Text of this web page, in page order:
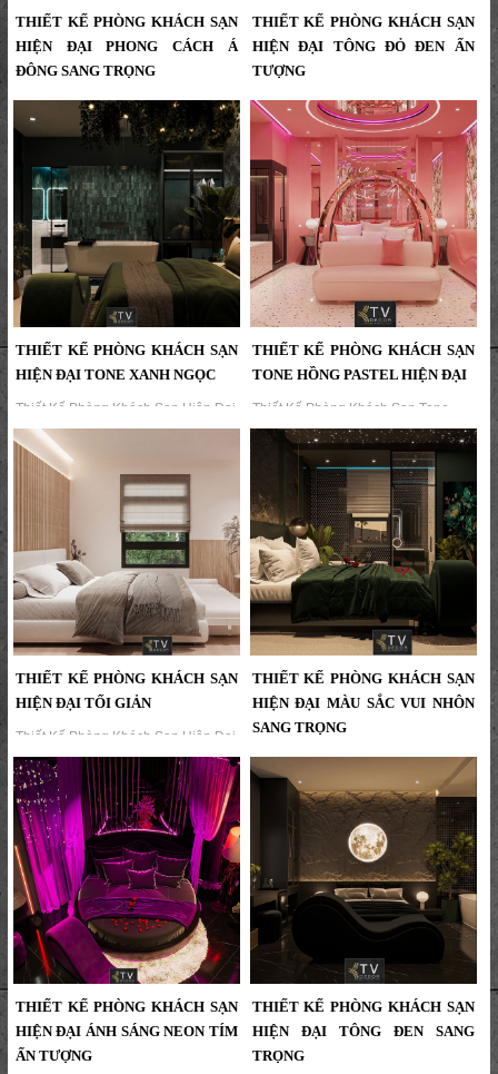
THIẾT KẾ PHÒNG KHÁCH SẠN
HIỆN ĐẠI PHONG CÁCH Á
ĐÔNG SANG TRỌNG
Thiết Kế Phòng Khách Sạn Hiện Đại
Phong Cách Á Đông Sang Trọng |
Dự Án KTV Group...
THIẾT KẾ PHÒNG KHÁCH SẠN
HIỆN ĐẠI TÔNG ĐỎ ĐEN ẤN
TƯỢNG
Thiết Kế Phòng Khách Sạn Hiện Đại
Tông Đỏ – Đen Ấn Tượng | Dự Án
KTV Group,Thiết kế phòng khách
sạn hiện đại sử dụng tông đỏ – đen
đầy mạnh mẽ và sang trọng. Không
gian được thiết kế bởi KTV Group,
mang lại trải nghiệm thị giác ấn
tượng và phong cách nghỉ dưỡng
khác biệt....
THIẾT KẾ PHÒNG KHÁCH SẠN
HIỆN ĐẠI TONE XANH NGỌC
Thiết Kế Phòng Khách Sạn Hiện Đại
Tone Xanh Ngọc – Không Gian Nghỉ
Dưỡng Thư Giãn Tự Nhiên | Dự Án
KTV Group...
THIẾT KẾ PHÒNG KHÁCH SẠN
TONE HỒNG PASTEL HIỆN ĐẠI
Thiết Kế Phòng Khách Sạn Tone
Hồng Pastel Hiện Đại – Không Gian
Nghỉ Dưỡng Lãng Mạn, Tinh Tế |
KTV Group...
THIẾT KẾ PHÒNG KHÁCH SẠN
HIỆN ĐẠI TỐI GIẢN
Thiết Kế Phòng Khách Sạn Hiện Đại
Tối Giản – Không Gian Nghỉ Ngơi
Thanh Lịch Và Thoáng Đẹp | KTV
Group...
THIẾT KẾ PHÒNG KHÁCH SẠN
HIỆN ĐẠI MÀU SẮC VUI NHÔN
SANG TRỌNG
Khám phá mẫu thiết kế phòng khách
sạn hiện đại tông tối sang trọng, kết
hợp ánh sáng ấm áp và nội thất cao
cấp. Dự án do KTV GROUP thiết kế
thi công trọn gói, mang lại trải
nghiệm lưu trú tinh tế và đẳng cấp....
THIẾT KẾ PHÒNG KHÁCH SẠN
HIỆN ĐẠI ÁNH SÁNG NEON TÍM
ẤN TƯỢNG
THIẾT KẾ PHÒNG KHÁCH SẠN
HIỆN ĐẠI TÔNG ĐEN SANG
TRỌNG